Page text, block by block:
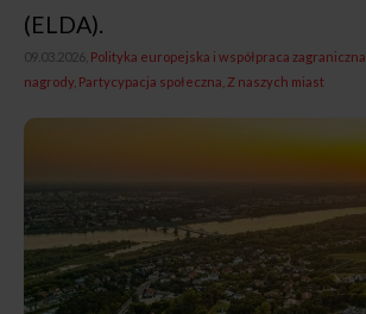
(ELDA).
09.03.2026, Polityka europejska i współpraca zagraniczna
nagrody Partycypacja społeczna Z naszych miast